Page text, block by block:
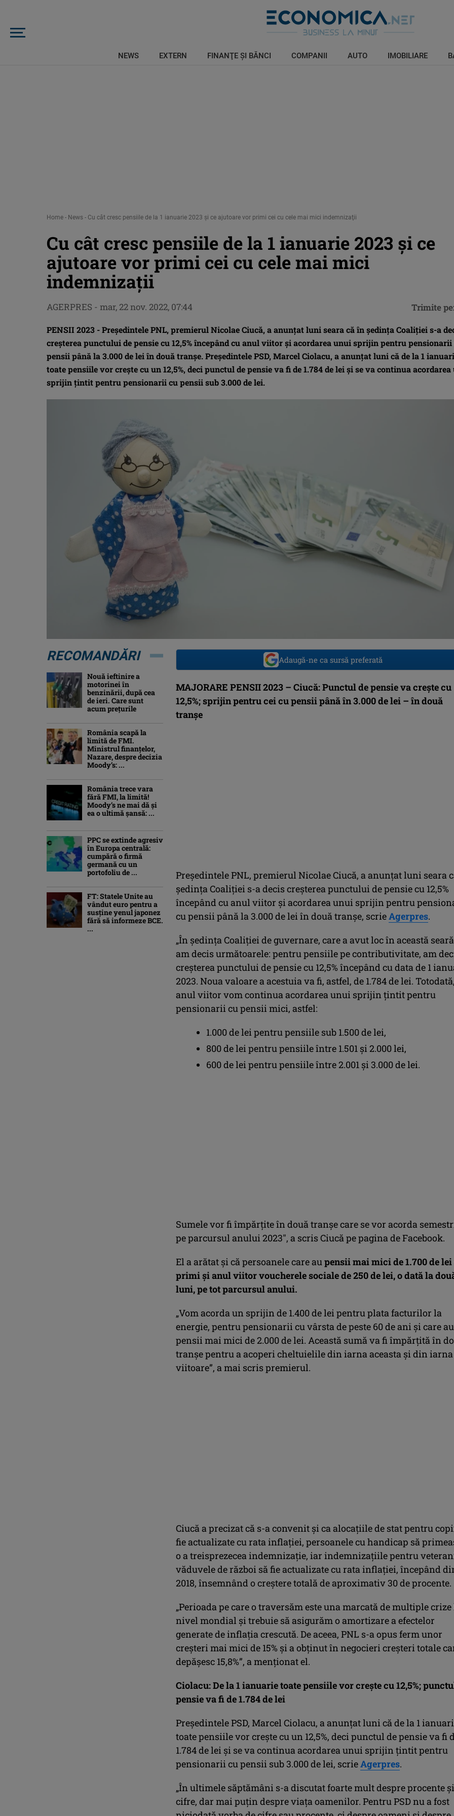
NEWS EXTERN FINANŢE ŞI BĂNCI COMPANII AUTO IMOBILIARE
Home - News - Cu cât cresc pensiile de la 1 ianuarie 2023 şi ce ajutoare vor primi cei cu cele mai mici indemnizaţii
Cu cât cresc pensiile de la 1 ianuarie 2023 şi ce
ajutoare vor primi cei cu cele mai mici
indemnizaţii
PENSII 2023 - Preşedintele PNL, premierul Nicolae Ciucă, a anunţat luni seara că în şedinţa Coaliţiei s-a
creşterea punctului de pensie cu 12,5% începând cu anul viitor şi acordarea unui sprijin pentru pensionarii
pensii până la 3.000 de lei în două tranşe. Preşedintele PSD, Marcel Ciolacu, a anunţat luni că de la 1
toate pensiile vor creşte cu un 12,5%, deci punctul de pensie va fi de 1.784 de lei şi se va continua
sprijin ţintit pentru pensionarii cu pensii sub 3.000 de lei.
AGERPRES - mar, 22 nov. 2022, 07:44 Trimite pe:
Adaugă-ne ca sursă preferată
MAJORARE PENSII 2023 – Ciucă: Punctul de pensie va creşte cu
12,5%; sprijin pentru cei cu pensii până în 3.000 de lei – în două
tranşe
Preşedintele PNL, premierul Nicolae Ciucă, a anunţat luni seara
şedinţa Coaliţiei s-a decis creşterea punctului de pensie cu 12,5%
începând cu anul viitor şi acordarea unui sprijin pentru
cu pensii până la 3.000 de lei în două tranşe, scrieAgerpres.
„În şedinţa Coaliţiei de guvernare, care a avut loc în această
am decis următoarele: pentru pensiile pe contributivitate, am
creşterea punctului de pensie cu 12,5% începând cu data de 1
2023. Noua valoare a acestuia va fi, astfel, de 1.784 de lei. Totodată,
anul viitor vom continua acordarea unui sprijin ţintit pentru
pensionarii cu pensii mici, astfel:
1.000 de lei pentru pensiile sub 1.500 de lei,
800 de lei pentru pensiile între 1.501 şi 2.000 lei,
600 de lei pentru pensiile între 2.001 şi 3.000 de lei.
Sumele vor fi împărţite în două tranşe care se vor acorda
pe parcursul anului 2023″, a scris Ciucă pe pagina de Facebook.
El a arătat şi că persoanele care au pensii mai mici de 1.700 de
primi şi anul viitor voucherele sociale de 250 de lei, o dată la
luni, pe tot parcursul anului.
„Vom acorda un sprijin de 1.400 de lei pentru plata facturilor la
energie, pentru pensionarii cu vârsta de peste 60 de ani şi care au
pensii mai mici de 2.000 de lei. Această sumă va fi împărţită în
tranşe pentru a acoperi cheltuielile din iarna aceasta şi din iarna
viitoare”, a mai scris premierul.
Ciucă a precizat că s-a convenit şi ca alocaţiile de stat pentru
fie actualizate cu rata inflaţiei, persoanele cu handicap să
o a treisprezecea indemnizaţie, iar indemnizaţiile pentru
văduvele de război să fie actualizate cu rata inflaţiei, începând
2018, însemnând o creştere totală de aproximativ 30 de procente.
„Perioada pe care o traversăm este una marcată de multiple crize
nivel mondial şi trebuie să asigurăm o amortizare a efectelor
generate de inflaţia crescută. De aceea, PNL s-a opus ferm unor
creşteri mai mici de 15% şi a obţinut în negocieri creşteri totale
depăşesc 15,8%”, a menţionat el.
Ciolacu: De la 1 ianuarie toate pensiile vor creşte cu 12,5%;
pensie va fi de 1.784 de lei
Preşedintele PSD, Marcel Ciolacu, a anunţat luni că de la 1
toate pensiile vor creşte cu un 12,5%, deci punctul de pensie va fi
1.784 de lei şi se va continua acordarea unui sprijin ţintit pentru
pensionarii cu pensii sub 3.000 de lei, scrieAgerpres.
„În ultimele săptămâni s-a discutat foarte mult despre procente şi
cifre, dar mai puţin despre viaţa oamenilor. Pentru PSD nu a fost
RECOMANDĂRI
Nouă ieftinire a
motorinei în
benzinării, după cea
de ieri. Care sunt
acum prețurile
România scapă la
limită de FMI.
Ministrul finanțelor,
Nazare, despre decizia
Moody’s: ...
România trece vara
fără FMI, la limită!
Moody’s ne mai dă și
ea o ultimă șansă: ...
PPC se extinde agresiv
în Europa centrală:
cumpără o firmă
germană cu un
portofoliu de ...
FT: Statele Unite au
vândut euro pentru a
susține yenul japonez
fără să informeze BCE.
...